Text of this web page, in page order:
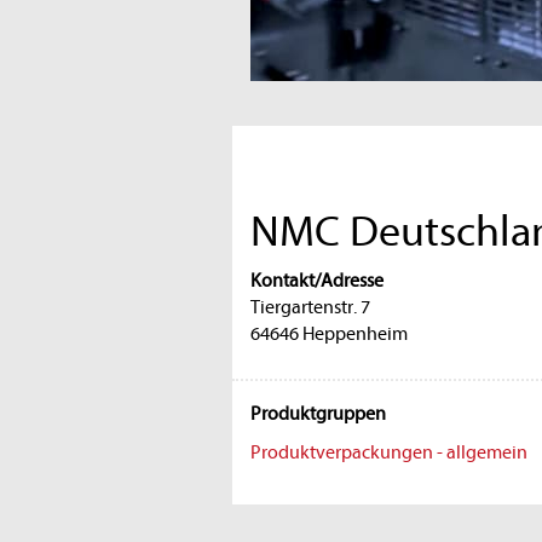
NMC
Kontakt/Adresse
Tiergartenstr. 7
64646 Heppenheim
Produktgruppen
Produktverpackungen - allgemein